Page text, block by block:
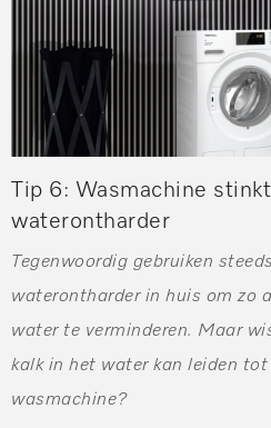
Tip 6: Wasmachine
waterontharder
Tegenwoordig gebruiken
waterontharder in huis om zo
water te verminderen. Maar
kalk in het water kan leiden tot
wasmachine?